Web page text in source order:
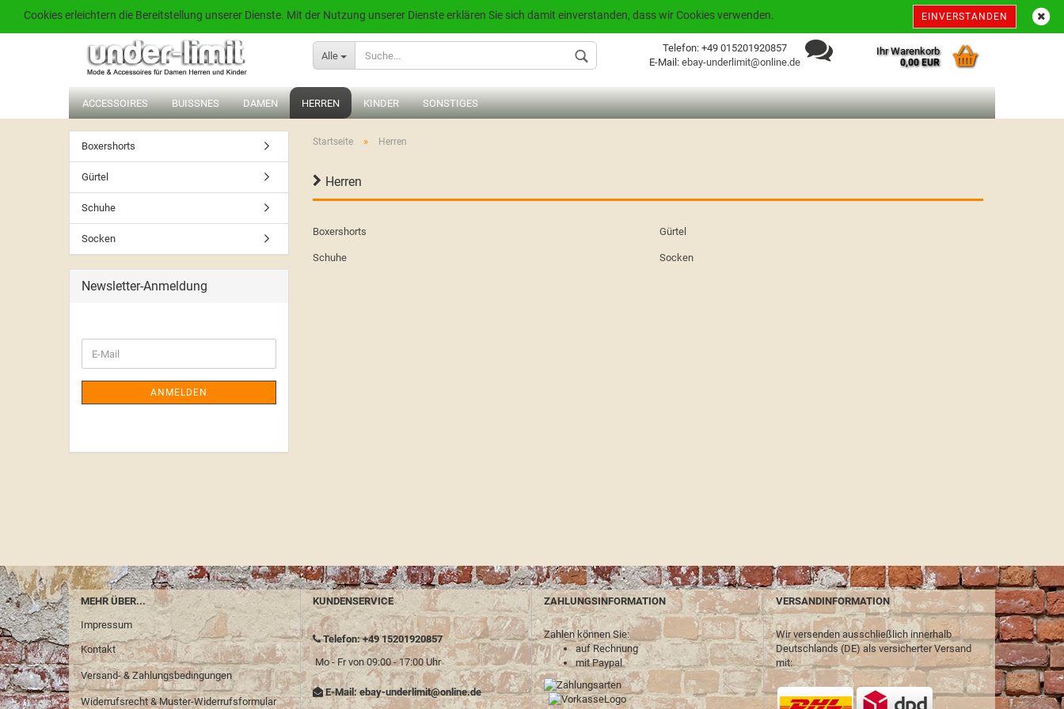
Konto erstellen
Merkzettel
Alle
Telefon: +49 015201920857
E-Mail:ebay-underlimit@online.de
Ihr Warenkorb
0,00 EUR
Cookies erleichtern die Bereitstellung unserer Dienste. Mit der Nutzung unserer Dienste erklären Sie sich damit einverstanden, dass wir Cookies verwenden. EINVERSTANDEN
ACCESSOIRES BUISSNES DAMEN HERREN KINDER SONSTIGES
Startseite » Herren
Herren
Boxershorts Gürtel
Schuhe Socken
Boxershorts
Gürtel
Schuhe
Socken
Newsletter-Anmeldung
ANMELDEN
MEHR ÜBER...
Impressum
Kontakt
Versand- & Zahlungsbedingungen
Widerrufsrecht & Muster-Widerrufsformular
KUNDENSERVICE
Telefon: +49 15201920857
Mo - Fr von 09:00 - 17:00 Uhr
E-Mail: ebay-underlimit@online.de
ZAHLUNGSINFORMATION
Zahlen können Sie:
auf Rechnung
mit Paypal
VERSANDINFORMATION
Wir versenden ausschließlich innerhalb
Deutschlands (DE) als versicherter Versand
mit: